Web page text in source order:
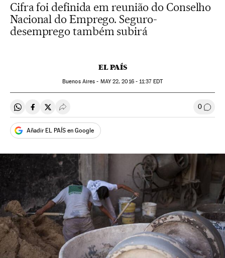
Cifra foi definida em reunião do Conselho
Nacional do Emprego. Seguro-
desemprego também subirá
EL PAÍS
Buenos Aires - MAY22, 2016 - 11:37EDT
Compartir en Whatsapp
Compartir en Facebook
Compartir en Twitter
Desplegar Redes Sociales 0
Añadir EL PAÍS en Google